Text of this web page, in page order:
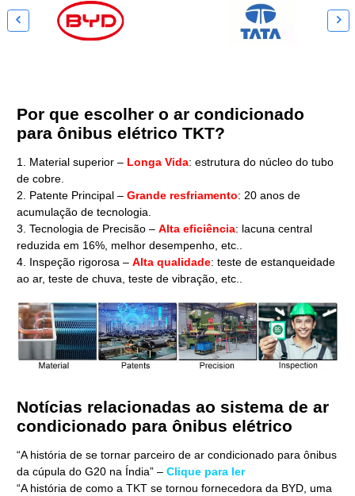
 
Por que escolher o ar condicionado
para ônibus elétrico TKT?
1. Material superior – Longa Vida: estrutura do núcleo do tubo
de cobre.
2. Patente Principal – Grande resfriamento: 20 anos de
acumulação de tecnologia.
3. Tecnologia de Precisão – Alta eficiência: lacuna central
reduzida em 16%, melhor desempenho, etc..
4. Inspeção rigorosa – Alta qualidade: teste de estanqueidade
ao ar, teste de chuva, teste de vibração, etc..
Notícias relacionadas ao sistema de ar
condicionado para ônibus elétrico
“A história de se tornar parceiro de ar condicionado para ônibus
da cúpula do G20 na Índia” – Clique para ler
“A história de como a TKT se tornou fornecedora da BYD, uma